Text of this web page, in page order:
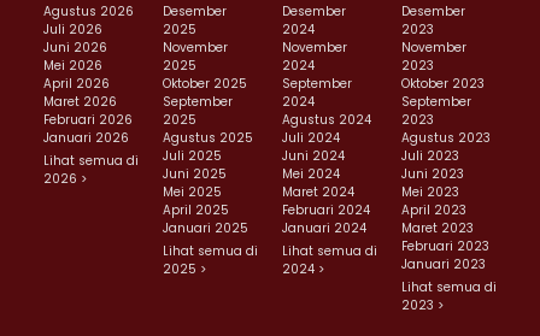
Agustus 2026
Juli 2026
Juni 2026
Mei 2026
April 2026
Maret 2026
Februari 2026
Januari 2026
Lihat semua di
2026 >
Desember
2025
November
2025
Oktober 2025
September
2025
Agustus 2025
Juli 2025
Juni 2025
Mei 2025
April 2025
Januari 2025
Lihat semua di
2025 >
Desember
2024
November
2024
September
2024
Agustus 2024
Juli 2024
Juni 2024
Mei 2024
Maret 2024
Februari 2024
Januari 2024
Lihat semua di
2024 >
Desember
2023
November
2023
Oktober 2023
September
2023
Agustus 2023
Juli 2023
Juni 2023
Mei 2023
April 2023
Maret 2023
Februari 2023
Januari 2023
Lihat semua di
2023 >